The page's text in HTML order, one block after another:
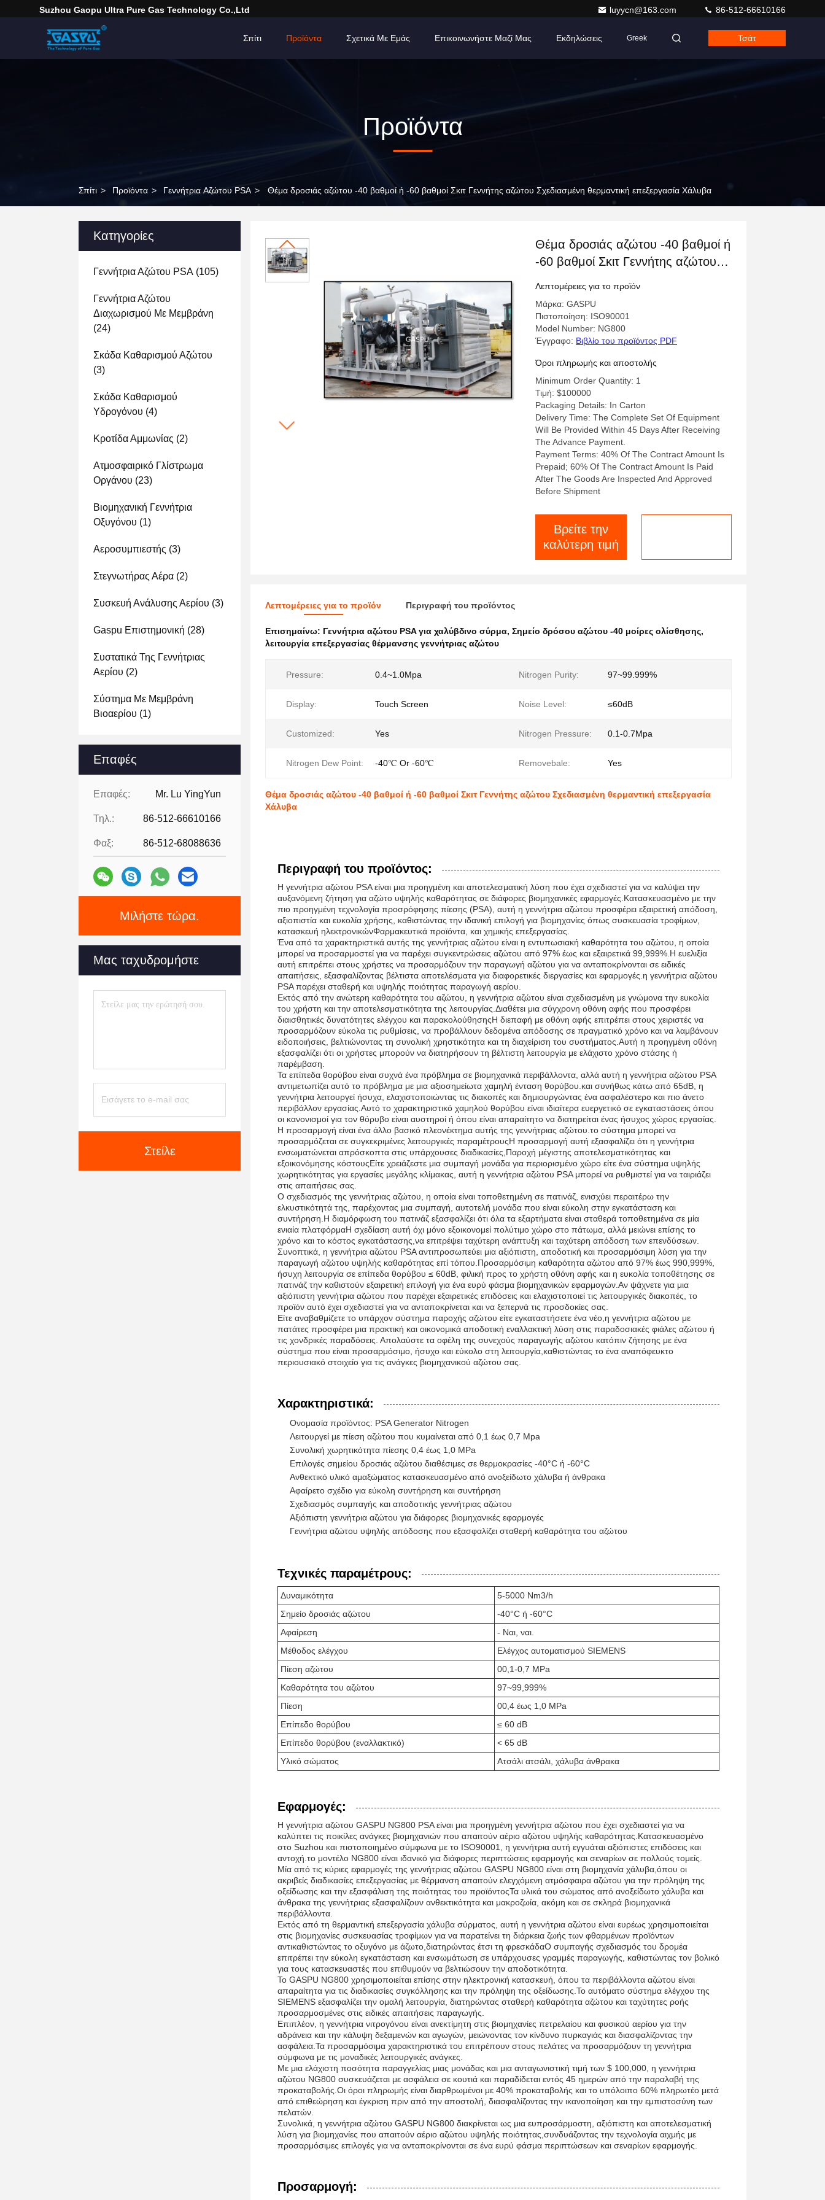
Suzhou Gaopu Ultra Pure Gas Technology Co.,Ltd luyycn@163.com 86-512-66610166
Σπίτι Προϊόντα Σχετικά Με Εμάς Επικοινωνήστε Μαζί Μας Εκδηλώσεις Greek Τσάτ
Προϊόντα
Σπίτι > Προϊόντα > Γεννήτρια Αζώτου PSA > Θέμα δροσιάς αζώτου -40 βαθμοί ή -60 βαθμοί Σκιτ Γεννήτης αζώτου Σχεδιασμένη θερμαντική επεξεργασία Χάλυβα
Κατηγορίες
Γεννήτρια Αζώτου PSA (105)
Γεννήτρια Αζώτου
Διαχωρισμού Με Μεμβράνη
(24)
Σκάδα Καθαρισμού Αζώτου
(3)
Σκάδα Καθαρισμού
Υδρογόνου (4)
Κροτίδα Αμμωνίας (2)
Ατμοσφαιρικό Γλίστρωμα
Οργάνου (23)
Βιομηχανική Γεννήτρια
Οξυγόνου (1)
Αεροσυμπιεστής (3)
Στεγνωτήρας Αέρα (2)
Συσκευή Ανάλυσης Αερίου (3)
Gaspu Επιστημονική (28)
Συστατικά Της Γεννήτριας
Αερίου (2)
Σύστημα Με Μεμβράνη
Βιοαερίου (1)
Επαφές
Επαφές: Mr. Lu YingYun
Τηλ.: 86-512-66610166
Φαξ: 86-512-68088636
Μιλήστε τώρα.
Μας ταχυδρομήστε
Στείλε
Θέμα δροσιάς αζώτου -40 βαθμοί ή
-60 βαθμοί Σκιτ Γεννήτης αζώτου
Λεπτομέρειες για το προϊόν
Μάρκα: GASPU
Πιστοποίηση: ISO90001
Model Number: NG800
Έγγραφο: Βιβλίο του προϊόντος PDF
Όροι πληρωμής και αποστολής
Minimum Order Quantity: 1
Τιμή: $100000
Packaging Details: In Carton
Delivery Time: The Complete Set Of Equipment
Will Be Provided Within 45 Days After Receiving
The Advance Payment.
Payment Terms: 40% Of The Contract Amount Is
Prepaid; 60% Of The Contract Amount Is Paid
After The Goods Are Inspected And Approved
Before Shipment
Βρείτε την
καλύτερη τιμή
Λεπτομέρειες για το προϊόν Περιγραφή του προϊόντος
Επισημαίνω: Γεννήτρια αζώτου PSA για χαλύβδινο σύρμα, Σημείο δρόσου αζώτου -40 μοίρες ολίσθησης,
λειτουργία επεξεργασίας θέρμανσης γεννήτριας αζώτου
Pressure: 0.4~1.0Mpa Nitrogen Purity: 97~99.999%
Display: Touch Screen Noise Level: ≤60dB
Customized: Yes Nitrogen Pressure: 0.1-0.7Mpa
Nitrogen Dew Point: -40℃ Or -60℃ Removebale: Yes
Θέμα δροσιάς αζώτου -40 βαθμοί ή -60 βαθμοί Σκιτ Γεννήτης αζώτου Σχεδιασμένη θερμαντική επεξεργασία
Χάλυβα
Περιγραφή του προϊόντος:
Η γεννήτρια αζώτου PSA είναι μια προηγμένη και αποτελεσματική λύση που έχει σχεδιαστεί για να καλύψει την
αυξανόμενη ζήτηση για αζώτο υψηλής καθαρότητας σε διάφορες βιομηχανικές εφαρμογές.Κατασκευασμένο με την
πιο προηγμένη τεχνολογία προσρόφησης πίεσης (PSA), αυτή η γεννήτρια αζώτου προσφέρει εξαιρετική απόδοση,
αξιοπιστία και ευκολία χρήσης, καθιστώντας την ιδανική επιλογή για βιομηχανίες όπως συσκευασία τροφίμων,
κατασκευή ηλεκτρονικώνΦαρμακευτικά προϊόντα, και χημικής επεξεργασίας.
Ένα από τα χαρακτηριστικά αυτής της γεννήτριας αζώτου είναι η εντυπωσιακή καθαρότητα του αζώτου, η οποία
μπορεί να προσαρμοστεί για να παρέχει συγκεντρώσεις αζώτου από 97% έως και εξαιρετικά 99,999%.Η ευελιξία
αυτή επιτρέπει στους χρήστες να προσαρμόζουν την παραγωγή αζώτου για να ανταποκρίνονται σε ειδικές
απαιτήσεις, εξασφαλίζοντας βέλτιστα αποτελέσματα για διαφορετικές διεργασίες και εφαρμογές.η γεννήτρια αζώτου
PSA παρέχει σταθερή και υψηλής ποιότητας παραγωγή αερίου.
Εκτός από την ανώτερη καθαρότητα του αζώτου, η γεννήτρια αζώτου είναι σχεδιασμένη με γνώμονα την ευκολία
του χρήστη και την αποτελεσματικότητα της λειτουργίας.Διαθέτει μια σύγχρονη οθόνη αφής που προσφέρει
διαισθητικές δυνατότητες ελέγχου και παρακολούθησηςΗ διεπαφή με οθόνη αφής επιτρέπει στους χειριστές να
προσαρμόζουν εύκολα τις ρυθμίσεις, να προβάλλουν δεδομένα απόδοσης σε πραγματικό χρόνο και να λαμβάνουν
ειδοποιήσεις, βελτιώνοντας τη συνολική χρηστικότητα και τη διαχείριση του συστήματος.Αυτή η προηγμένη οθόνη
εξασφαλίζει ότι οι χρήστες μπορούν να διατηρήσουν τη βέλτιστη λειτουργία με ελάχιστο χρόνο στάσης ή
παρέμβαση.
Τα επίπεδα θορύβου είναι συχνά ένα πρόβλημα σε βιομηχανικά περιβάλλοντα, αλλά αυτή η γεννήτρια αζώτου PSA
αντιμετωπίζει αυτό το πρόβλημα με μια αξιοσημείωτα χαμηλή ένταση θορύβου.και συνήθως κάτω από 65dB, η
γεννήτρια λειτουργεί ήσυχα, ελαχιστοποιώντας τις διακοπές και δημιουργώντας ένα ασφαλέστερο και πιο άνετο
περιβάλλον εργασίας.Αυτό το χαρακτηριστικό χαμηλού θορύβου είναι ιδιαίτερα ευεργετικό σε εγκαταστάσεις όπου
οι κανονισμοί για τον θόρυβο είναι αυστηροί ή όπου είναι απαραίτητο να διατηρείται ένας ήσυχος χώρος εργασίας.
Η προσαρμογή είναι ένα άλλο βασικό πλεονέκτημα αυτής της γεννήτριας αζώτου.το σύστημα μπορεί να
προσαρμόζεται σε συγκεκριμένες λειτουργικές παραμέτρουςΗ προσαρμογή αυτή εξασφαλίζει ότι η γεννήτρια
ενσωματώνεται απρόσκοπτα στις υπάρχουσες διαδικασίες,Παροχή μέγιστης αποτελεσματικότητας και
εξοικονόμησης κόστουςΕίτε χρειάζεστε μια συμπαγή μονάδα για περιορισμένο χώρο είτε ένα σύστημα υψηλής
χωρητικότητας για εργασίες μεγάλης κλίμακας, αυτή η γεννήτρια αζώτου PSA μπορεί να ρυθμιστεί για να ταιριάζει
στις απαιτήσεις σας.
Ο σχεδιασμός της γεννήτριας αζώτου, η οποία είναι τοποθετημένη σε πατινάζ, ενισχύει περαιτέρω την
ελκυστικότητά της, παρέχοντας μια συμπαγή, αυτοτελή μονάδα που είναι εύκολη στην εγκατάσταση και
συντήρηση.Η διαμόρφωση του πατινάζ εξασφαλίζει ότι όλα τα εξαρτήματα είναι σταθερά τοποθετημένα σε μία
ενιαία πλατφόρμαΗ σχεδίαση αυτή όχι μόνο εξοικονομεί πολύτιμο χώρο στο πάτωμα, αλλά μειώνει επίσης το
χρόνο και το κόστος εγκατάστασης,να επιτρέψει ταχύτερη ανάπτυξη και ταχύτερη απόδοση των επενδύσεων.
Συνοπτικά, η γεννήτρια αζώτου PSA αντιπροσωπεύει μια αξιόπιστη, αποδοτική και προσαρμόσιμη λύση για την
παραγωγή αζώτου υψηλής καθαρότητας επί τόπου.Προσαρμόσιμη καθαρότητα αζώτου από 97% έως 990,999%,
ήσυχη λειτουργία σε επίπεδα θορύβου ≤ 60dB, φιλική προς το χρήστη οθόνη αφής και η ευκολία τοποθέτησης σε
πατινάζ την καθιστούν εξαιρετική επιλογή για ένα ευρύ φάσμα βιομηχανικών εφαρμογών.Αν ψάχνετε για μια
αξιόπιστη γεννήτρια αζώτου που παρέχει εξαιρετικές επιδόσεις και ελαχιστοποιεί τις λειτουργικές διακοπές, το
προϊόν αυτό έχει σχεδιαστεί για να ανταποκρίνεται και να ξεπερνά τις προσδοκίες σας.
Είτε αναβαθμίζετε το υπάρχον σύστημα παροχής αζώτου είτε εγκαταστήσετε ένα νέο,η γεννήτρια αζώτου με
πατάτες προσφέρει μια πρακτική και οικονομικά αποδοτική εναλλακτική λύση στις παραδοσιακές φιάλες αζώτου ή
τις χονδρικές παραδόσεις. Απολαύστε τα οφέλη της συνεχούς παραγωγής αζώτου κατόπιν ζήτησης με ένα
σύστημα που είναι προσαρμόσιμο, ήσυχο και εύκολο στη λειτουργία,καθιστώντας το ένα αναπόφευκτο
περιουσιακό στοιχείο για τις ανάγκες βιομηχανικού αζώτου σας.
Χαρακτηριστικά:
Ονομασία προϊόντος: PSA Generator Nitrogen
Λειτουργεί με πίεση αζώτου που κυμαίνεται από 0,1 έως 0,7 Mpa
Συνολική χωρητικότητα πίεσης 0,4 έως 1,0 MPa
Επιλογές σημείου δροσιάς αζώτου διαθέσιμες σε θερμοκρασίες -40°C ή -60°C
Ανθεκτικό υλικό αμαξώματος κατασκευασμένο από ανοξείδωτο χάλυβα ή άνθρακα
Αφαίρετο σχέδιο για εύκολη συντήρηση και συντήρηση
Σχεδιασμός συμπαγής και αποδοτικής γεννήτριας αζώτου
Αξιόπιστη γεννήτρια αζώτου για διάφορες βιομηχανικές εφαρμογές
Γεννήτρια αζώτου υψηλής απόδοσης που εξασφαλίζει σταθερή καθαρότητα του αζώτου
Τεχνικές παραμέτρους:
Δυναμικότητα
5-5000 Nm3/h
Σημείο δροσιάς αζώτου
-40°C ή -60°C
Αφαίρεση
- Ναι, ναι.
Μέθοδος ελέγχου
Ελέγχος αυτοματισμού SIEMENS
Πίεση αζώτου
00,1-0,7 MPa
Καθαρότητα του αζώτου
97~99,999%
Πίεση
00,4 έως 1,0 MPa
Επίπεδο θορύβου
≤ 60 dB
Επίπεδο θορύβου (εναλλακτικό)
< 65 dB
Υλικό σώματος
Ατσάλι ατσάλι, χάλυβα άνθρακα
Εφαρμογές:
Η γεννήτρια αζώτου GASPU NG800 PSA είναι μια προηγμένη γεννήτρια αζώτου που έχει σχεδιαστεί για να
καλύπτει τις ποικίλες ανάγκες βιομηχανιών που απαιτούν αέριο αζώτου υψηλής καθαρότητας.Κατασκευασμένο
στο Suzhou και πιστοποιημένο σύμφωνα με το ISO90001, η γεννήτρια αυτή εγγυάται αξιόπιστες επιδόσεις και
αντοχή.το μοντέλο NG800 είναι ιδανικό για διάφορες περιπτώσεις εφαρμογής και σεναρίων σε πολλούς τομείς.
Μία από τις κύριες εφαρμογές της γεννήτριας αζώτου GASPU NG800 είναι στη βιομηχανία χάλυβα,όπου οι
ακριβείς διαδικασίες επεξεργασίας με θέρμανση απαιτούν ελεγχόμενη ατμόσφαιρα αζώτου για την πρόληψη της
οξείδωσης και την εξασφάλιση της ποιότητας του προϊόντοςΤα υλικά του σώματος από ανοξείδωτο χάλυβα και
άνθρακα της γεννήτριας εξασφαλίζουν ανθεκτικότητα και μακροζωία, ακόμη και σε σκληρά βιομηχανικά
περιβάλλοντα.
Εκτός από τη θερμαντική επεξεργασία χάλυβα σύρματος, αυτή η γεννήτρια αζώτου είναι ευρέως χρησιμοποιείται
στις βιομηχανίες συσκευασίας τροφίμων για να παρατείνει τη διάρκεια ζωής των φθαρμένων προϊόντων
αντικαθιστώντας το οξυγόνο με άζωτο,διατηρώντας έτσι τη φρεσκάδαΟ συμπαγής σχεδιασμός του δρομέα
επιτρέπει την εύκολη εγκατάσταση και ενσωμάτωση σε υπάρχουσες γραμμές παραγωγής, καθιστώντας τον βολικό
για τους κατασκευαστές που επιθυμούν να βελτιώσουν την αποδοτικότητα.
Το GASPU NG800 χρησιμοποιείται επίσης στην ηλεκτρονική κατασκευή, όπου τα περιβάλλοντα αζώτου είναι
απαραίτητα για τις διαδικασίες συγκόλλησης και την πρόληψη της οξείδωσης.Το αυτόματο σύστημα ελέγχου της
SIEMENS εξασφαλίζει την ομαλή λειτουργία, διατηρώντας σταθερή καθαρότητα αζώτου και ταχύτητες ροής
προσαρμοσμένες στις ειδικές απαιτήσεις παραγωγής.
Επιπλέον, η γεννήτρια νιτρογόνου είναι ανεκτίμητη στις βιομηχανίες πετρελαίου και φυσικού αερίου για την
αδράνεια και την κάλυψη δεξαμενών και αγωγών, μειώνοντας τον κίνδυνο πυρκαγιάς και διασφαλίζοντας την
ασφάλεια.Τα προσαρμόσιμα χαρακτηριστικά του επιτρέπουν στους πελάτες να προσαρμόζουν τη γεννήτρια
σύμφωνα με τις μοναδικές λειτουργικές ανάγκες.
Με μια ελάχιστη ποσότητα παραγγελίας μιας μονάδας και μια ανταγωνιστική τιμή των $ 100,000, η γεννήτρια
αζώτου NG800 συσκευάζεται με ασφάλεια σε κουτιά και παραδίδεται εντός 45 ημερών από την παραλαβή της
προκαταβολής.Οι όροι πληρωμής είναι διαρθρωμένοι με 40% προκαταβολής και το υπόλοιπο 60% πληρωτέο μετά
από επιθεώρηση και έγκριση πριν από την αποστολή, διασφαλίζοντας την ικανοποίηση και την εμπιστοσύνη των
πελατών.
Συνολικά, η γεννήτρια αζώτου GASPU NG800 διακρίνεται ως μια ευπροσάρμοστη, αξιόπιστη και αποτελεσματική
λύση για βιομηχανίες που απαιτούν αέριο αζώτου υψηλής ποιότητας,συνδυάζοντας την τεχνολογία αιχμής με
προσαρμόσιμες επιλογές για να ανταποκρίνονται σε ένα ευρύ φάσμα περιπτώσεων και σεναρίων εφαρμογής.
Προσαρμογή: